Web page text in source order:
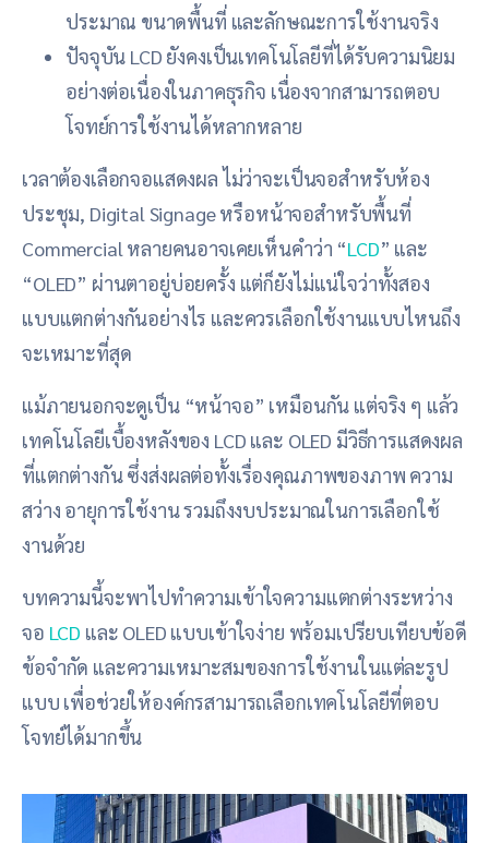
ประมาณ ขนาดพื้นที่ และลักษณะการใช้งานจริง
ปัจจุบัน LCD ยังคงเป็นเทคโนโลยีที่ได้รับความนิยม
อย่างต่อเนื่องในภาคธุรกิจ เนื่องจากสามารถตอบ
โจทย์การใช้งานได้หลากหลาย
เวลาต้องเลือกจอแสดงผล ไม่ว่าจะเป็นจอสำหรับห้อง
ประชุม, Digital Signage หรือหน้าจอสำหรับพื้นที่
Commercial หลายคนอาจเคยเห็นคำว่า “LCD” และ
“OLED” ผ่านตาอยู่บ่อยครั้ง แต่ก็ยังไม่แน่ใจว่าทั้งสอง
แบบแตกต่างกันอย่างไร และควรเลือกใช้งานแบบไหนถึง
จะเหมาะที่สุด
แม้ภายนอกจะดูเป็น “หน้าจอ” เหมือนกัน แต่จริง ๆ แล้ว
เทคโนโลยีเบื้องหลังของ LCD และ OLED มีวิธีการแสดงผล
ที่แตกต่างกัน ซึ่งส่งผลต่อทั้งเรื่องคุณภาพของภาพ ความ
สว่าง อายุการใช้งาน รวมถึงงบประมาณในการเลือกใช้
งานด้วย
บทความนี้จะพาไปทำความเข้าใจความแตกต่างระหว่าง
จอ LCD และ OLED แบบเข้าใจง่าย พร้อมเปรียบเทียบข้อดี
ข้อจำกัด และความเหมาะสมของการใช้งานในแต่ละรูป
แบบ เพื่อช่วยให้องค์กรสามารถเลือกเทคโนโลยีที่ตอบ
โจทย์ได้มากขึ้น